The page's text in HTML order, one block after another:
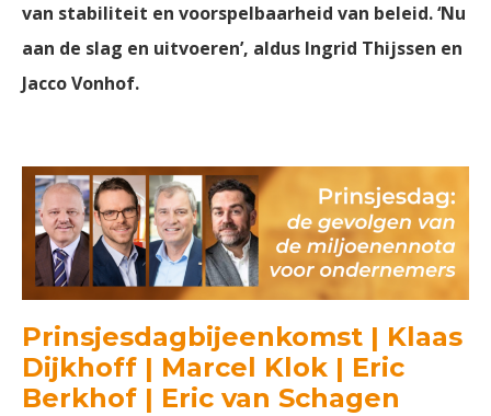
van stabiliteit en voorspelbaarheid van beleid. ‘Nu
aan de slag en uitvoeren’, aldus Ingrid Thijssen en
Jacco Vonhof.
Prinsjesdagbijeenkomst | Klaas
Dijkhoff | Marcel Klok | Eric
Berkhof | Eric van Schagen